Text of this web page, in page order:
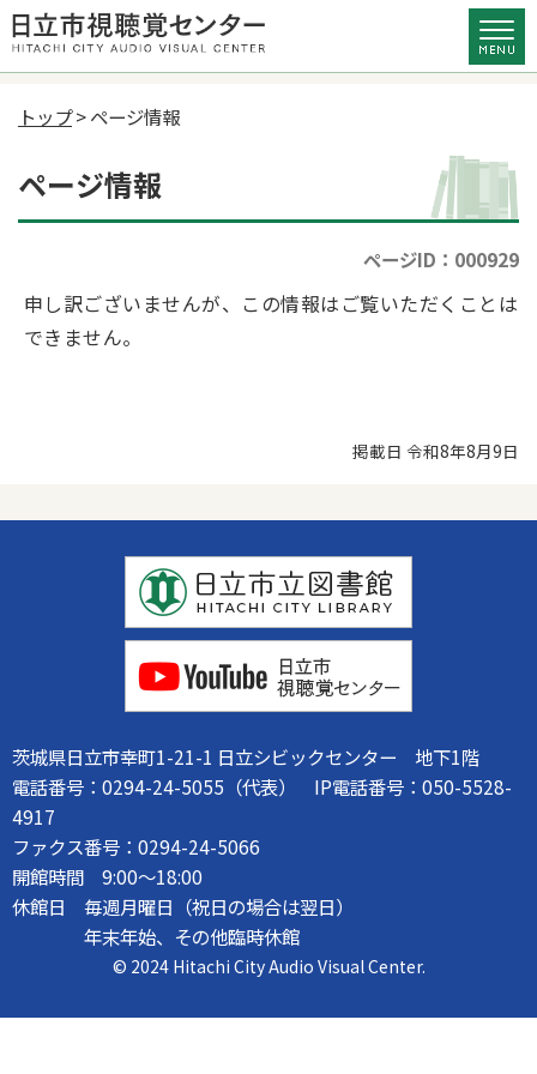
トップ> ページ情報
ページ情報
ページID：000929
申し訳ございませんが、この情報はご覧いただくことは
できません。
掲載日 令和8年8月9日
茨城県日立市幸町1-21-1 日立シビックセンター 地下1階
電話番号：0294-24-5055（代表） IP電話番号：050-5528-
4917
ファクス番号：0294-24-5066
開館時間 9:00～18:00
休館日 毎週月曜日（祝日の場合は翌日）
年末年始、その他臨時休館
© 2024 Hitachi City Audio Visual Center.